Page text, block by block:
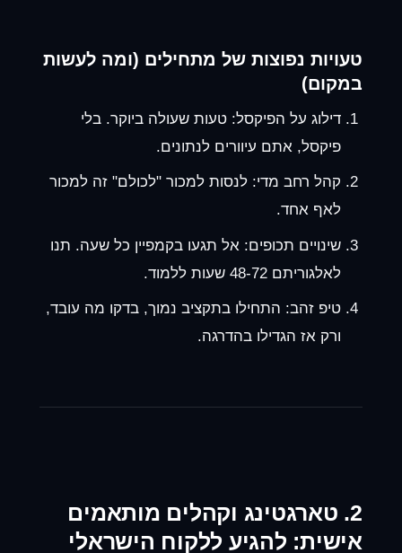
טעויות נפוצות של מתחילים (ומה לעשות
במקום)
דילוג על הפיקסל: טעות שעולה ביוקר. בלי
פיקסל, אתם עיוורים לנתונים.
קהל רחב מדי: לנסות למכור "לכולם" זה למכור
לאף אחד.
שינויים תכופים: אל תגעו בקמפיין כל שעה. תנו
לאלגוריתם 48-72 שעות ללמוד.
טיפ זהב: התחילו בתקציב נמוך, בדקו מה עובד,
ורק אז הגדילו בהדרגה.
2. טארגטינג וקהלים מותאמים
אישית: להגיע ללקוח הישראלי